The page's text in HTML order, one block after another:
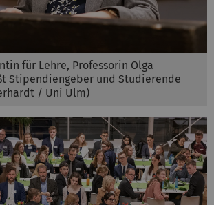
für Lehre, Professorin Olga
Stipendiengeber und Studierende
/ Uni Ulm)